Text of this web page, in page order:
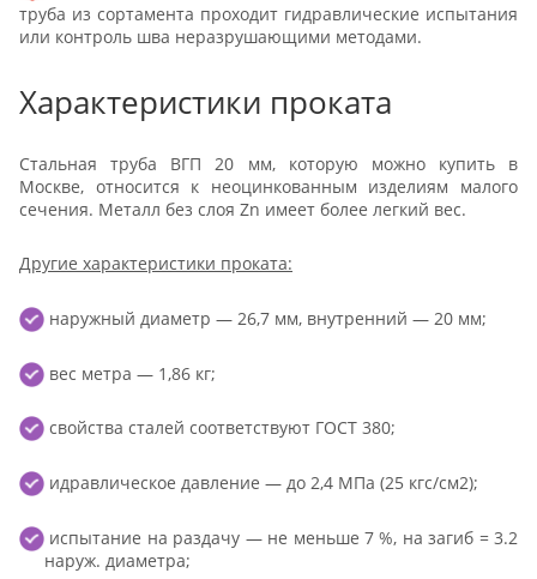
труба из сортамента проходит гидравлические испытания
или контроль шва неразрушающими методами.
Характеристики проката
Стальная труба ВГП 20 мм, которую можно купить в
Москве, относится к неоцинкованным изделиям малого
сечения. Металл без слоя Zn имеет более легкий вес.
Другие характеристики проката:
наружный диаметр — 26,7 мм, внутренний — 20 мм;
вес метра — 1,86 кг;
свойства сталей соответствуют ГОСТ 380;
идравлическое давление — до 2,4 МПа (25 кгс/см2);
испытание на раздачу — не меньше 7 %, на загиб = 3.2
наруж. диаметра;